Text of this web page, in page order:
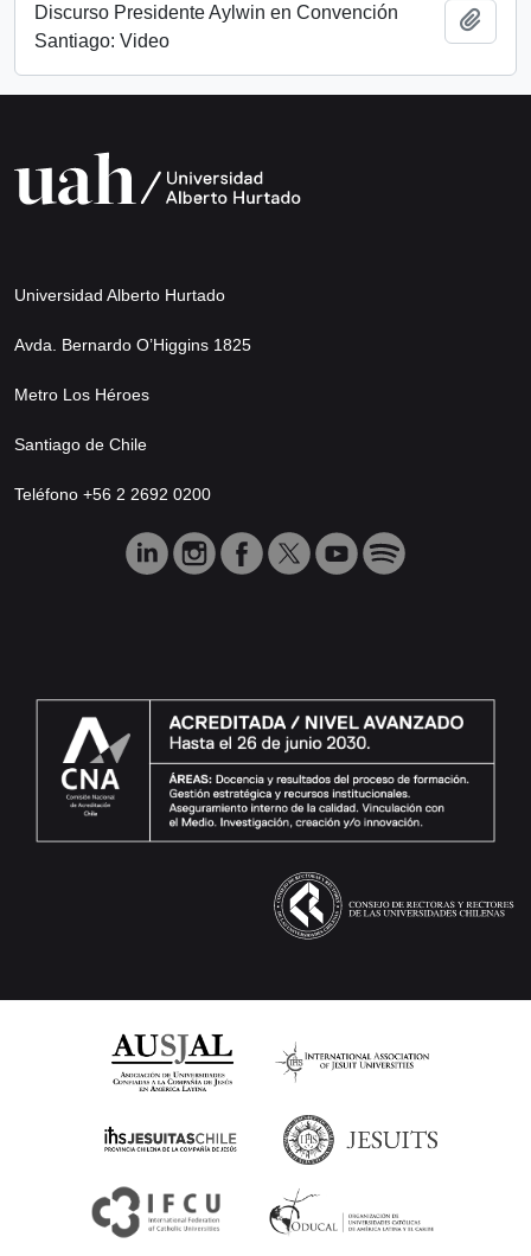
Discurso Presidente Aylwin en Convención
Santiago: Video
Universidad Alberto Hurtado
Avda. Bernardo O’Higgins 1825
Metro Los Héroes
Santiago de Chile
Teléfono +56 2 2692 0200